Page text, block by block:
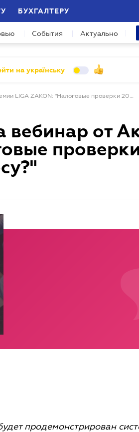
БУХГАЛТЕРУ
События Актуально
на українську
Приглашаем на вебинар от Академии LIGA ZAKON: "Налоговые проверки 2023 года: чего ожидать бизнесу?"
вебинар от
продемонстрирован